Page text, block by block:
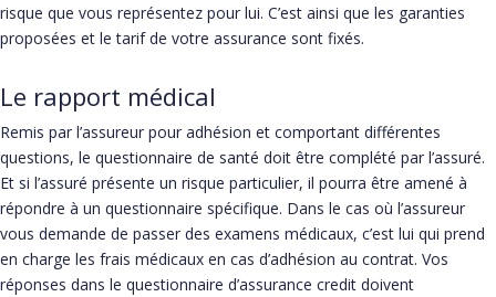
risque que vous représentez pour lui. C’est ainsi que les garanties
proposées et le tarif de votre assurance sont fixés.
Le rapport médical
Remis par l’assureur pour adhésion et comportant différentes
questions, le questionnaire de santé doit être complété par l’assuré.
Et si l’assuré présente un risque particulier, il pourra être amené à
répondre à un questionnaire spécifique. Dans le cas où l’assureur
vous demande de passer des examens médicaux, c’est lui qui prend
en charge les frais médicaux en cas d’adhésion au contrat. Vos
réponses dans le questionnaire d’assurance credit doivent